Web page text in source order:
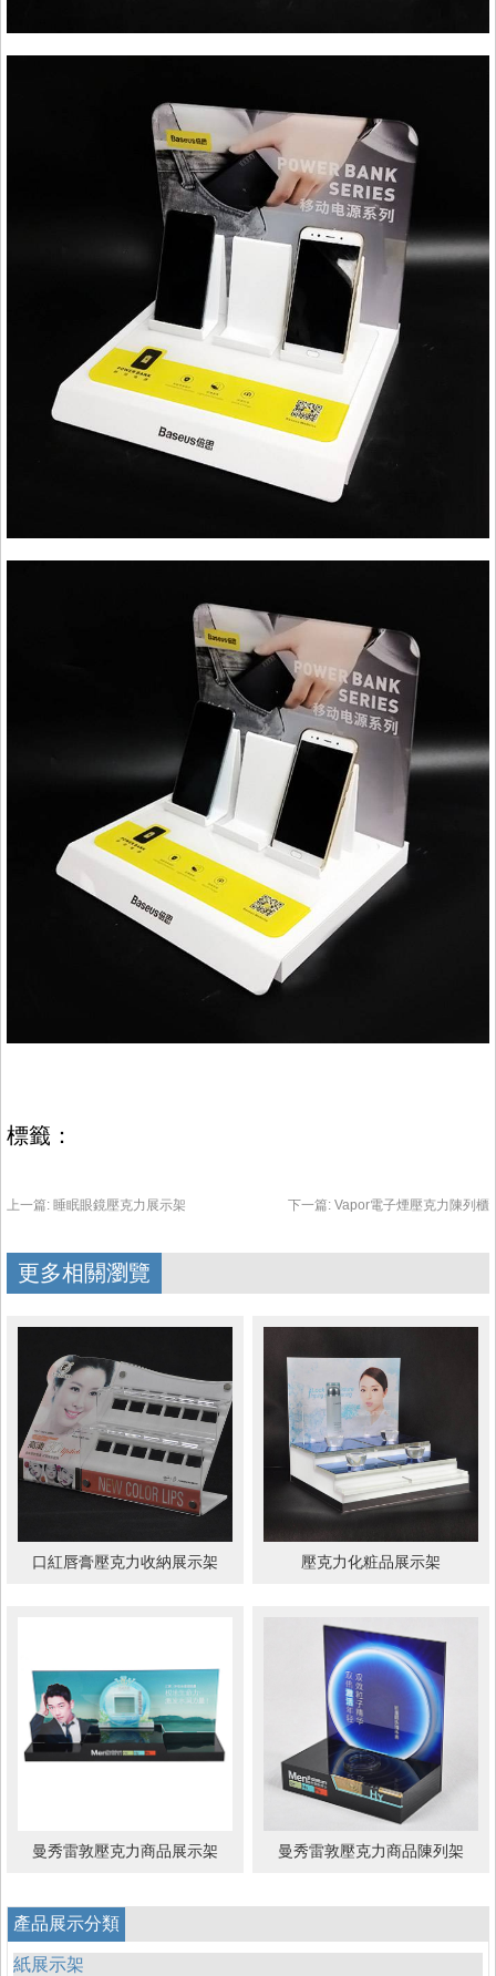
標籤：
上一篇: 睡眠眼鏡壓克力展示架 下一篇: Vapor電子煙壓克力陳列櫃
更多相關瀏覽
口紅唇膏壓克力收納展示架 壓克力化粧品展示架
曼秀雷敦壓克力商品展示架 曼秀雷敦壓克力商品陳列架
產品展示分類
紙展示架